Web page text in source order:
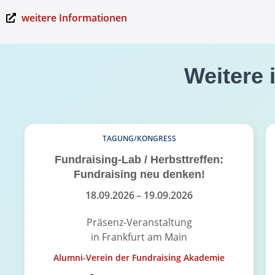
weitere Informationen
Weitere
TAGUNG/KONGRESS
Fundraising-Lab / Herbsttreffen:
Fundraising neu denken!
18.09.2026– 19.09.2026
Präsenz-Veranstaltung
in Frankfurt am Main
Alumni-Verein der Fundraising Akademie